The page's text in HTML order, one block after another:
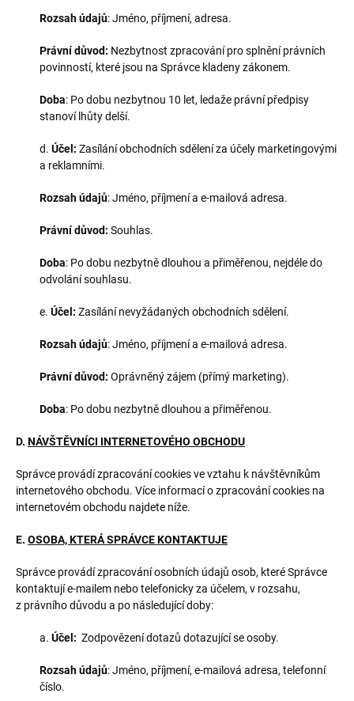
Rozsah údajů: Jméno, příjmení, adresa.
Právní důvod: Nezbytnost zpracování pro splnění právních
povinností, které jsou na Správce kladeny zákonem.
Doba: Po dobu nezbytnou 10 let, ledaže právní předpisy
stanoví lhůty delší.
d. Účel: Zasílání obchodních sdělení za účely marketingovými
a reklamními.
Rozsah údajů: Jméno, příjmení a e-mailová adresa.
Právní důvod: Souhlas.
Doba: Po dobu nezbytně dlouhou a přiměřenou, nejdéle do
odvolání souhlasu.
e. Účel: Zasílání nevyžádaných obchodních sdělení.
Rozsah údajů: Jméno, příjmení a e-mailová adresa.
Právní důvod: Oprávněný zájem (přímý marketing).
Doba: Po dobu nezbytně dlouhou a přiměřenou.
D. NÁVŠTĚVNÍCI INTERNETOVÉHO OBCHODU
Správce provádí zpracování cookies ve vztahu k návštěvníkům
internetového obchodu. Více informací o zpracování cookies na
internetovém obchodu najdete níže.
E. OSOBA, KTERÁ SPRÁVCE KONTAKTUJE
Správce provádí zpracování osobních údajů osob, které Správce
kontaktují e-mailem nebo telefonicky za účelem, v rozsahu,
z právního důvodu a po následující doby:
a. Účel: Zodpovězení dotazů dotazující se osoby.
Rozsah údajů: Jméno, příjmení, e-mailová adresa, telefonní
číslo.